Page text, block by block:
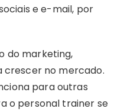
e e-mail, por
do marketing,
no mercado.
para outras
o personal trainer se